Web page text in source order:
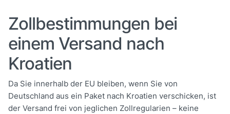
Zollbestimmungen bei
einem Versand nach
Kroatien
Da Sie innerhalb der EU bleiben, wenn Sie von
Deutschland aus ein Paket nach Kroatien verschicken, ist
der Versand frei von jeglichen Zollregularien – keine